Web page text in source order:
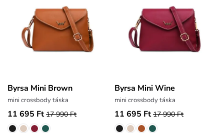
Byrsa Mini Brown
mini crossbody táska
11 695 Ft 17 990 Ft
Byrsa Mini Wine
mini crossbody táska
11 695 Ft 17 990 Ft